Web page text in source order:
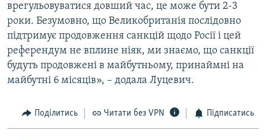
врегульовуватися довший час, це може бути 2-3
роки. Безумовно, що Великобританія послідовно
підтримує продовження санкцій щодо Росії і цей
референдум не вплине ніяк, ми знаємо, що санкції
будуть продовжені в майбутньому, принаймні на
майбутні 6 місяців», – додала Луцевич.
Поділитись Читати без VPN Підписатись